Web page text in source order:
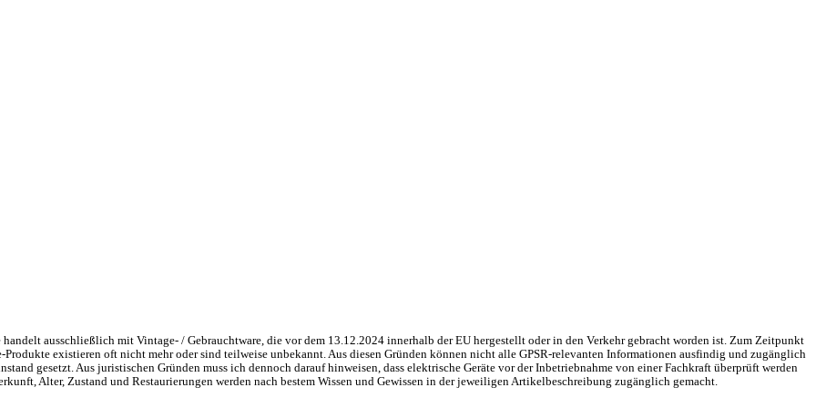
ausschließlich mit Vintage- / Gebrauchtware, die vor dem 13.12.2024 innerhalb der EU hergestellt oder in den Verkehr gebracht worden ist. Zum Zeitpunkt
existieren oft nicht mehr oder sind teilweise unbekannt. Aus diesen Gründen können nicht alle GPSR-relevanten Informationen ausfindig und zugänglich
gesetzt. Aus juristischen Gründen muss ich dennoch darauf hinweisen, dass elektrische Geräte vor der Inbetriebnahme von einer Fachkraft überprüft werden
Alter, Zustand und Restaurierungen werden nach bestem Wissen und Gewissen in der jeweiligen Artikelbeschreibung zugänglich gemacht.